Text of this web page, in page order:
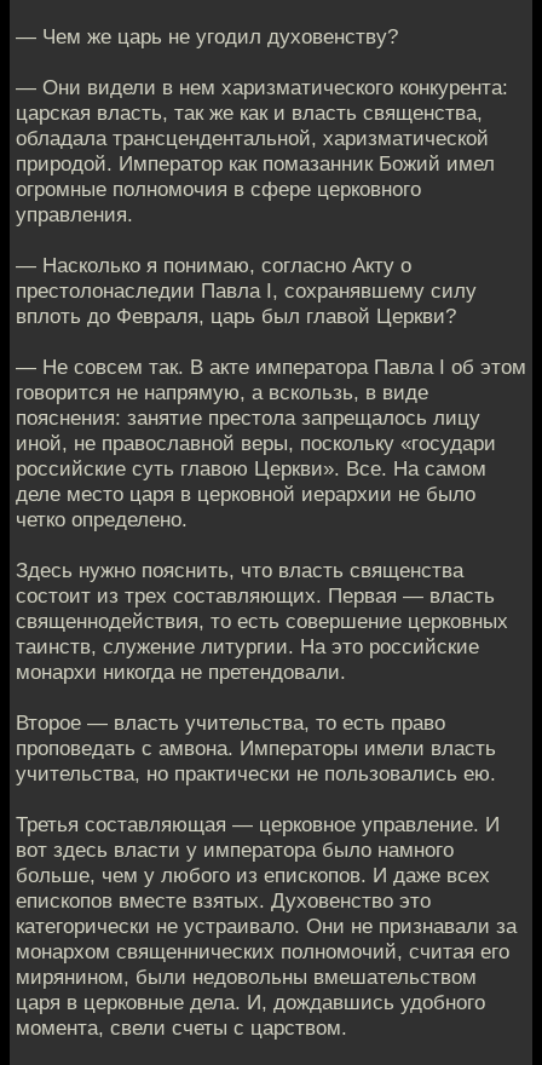
— Чем же царь не угодил духовенству?
— Они видели в нем харизматического конкурента:
царская власть, так же как и власть священства,
обладала трансцендентальной, харизматической
природой. Император как помазанник Божий имел
огромные полномочия в сфере церковного
управления.
— Насколько я понимаю, согласно Акту о
престолонаследии Павла I, сохранявшему силу
вплоть до Февраля, царь был главой Церкви?
— Не совсем так. В акте императора Павла I об этом
говорится не напрямую, а вскользь, в виде
пояснения: занятие престола запрещалось лицу
иной, не православной веры, поскольку «государи
российские суть главою Церкви». Все. На самом
деле место царя в церковной иерархии не было
четко определено.
Здесь нужно пояснить, что власть священства
состоит из трех составляющих. Первая — власть
священнодействия, то есть совершение церковных
таинств, служение литургии. На это российские
монархи никогда не претендовали.
Второе — власть учительства, то есть право
проповедать с амвона. Императоры имели власть
учительства, но практически не пользовались ею.
Третья составляющая — церковное управление. И
вот здесь власти у императора было намного
больше, чем у любого из епископов. И даже всех
епископов вместе взятых. Духовенство это
категорически не устраивало. Они не признавали за
монархом священнических полномочий, считая его
мирянином, были недовольны вмешательством
царя в церковные дела. И, дождавшись удобного
момента, свели счеты с царством.